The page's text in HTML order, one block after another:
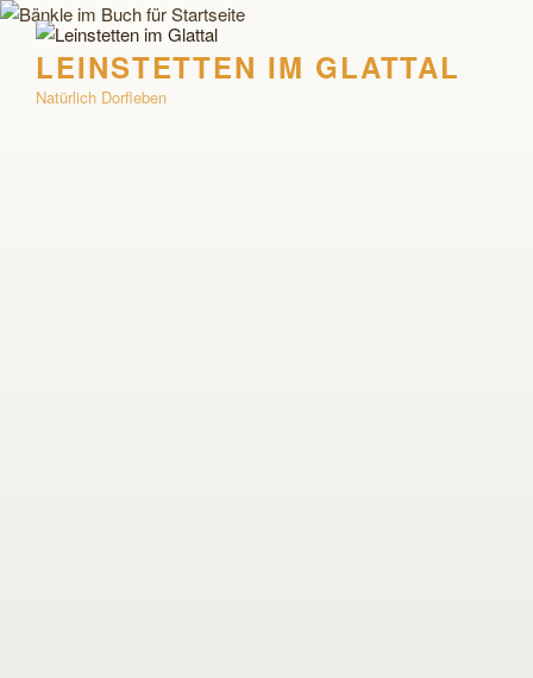
Zum
Inhalt
springenLEINSTETTEN IM GLATTAL
Natürlich Dorfleben